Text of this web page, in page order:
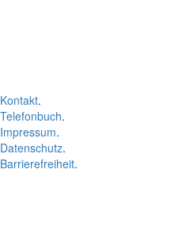
Kontakt.
Telefonbuch.
Impressum.
Datenschutz.
Barrierefreiheit.